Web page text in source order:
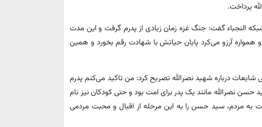
پرداخت.
النجباء گفت: جنگ غزه زمان زیادی از پدرم گرفت و این مدت
همواره آرزو می‌کرد پایان حیاتش با شهادت رقم بخورد و همین
شایعات درباره شهید نصرالله تصریح کرد: من تاکید می‌کنم پدرم
نصرالله مانند یک پدر برای امت بود و حتی کودکان نیز نام
به مردم، سید حسن را به این مرحله از اقبال و محبت مردمی